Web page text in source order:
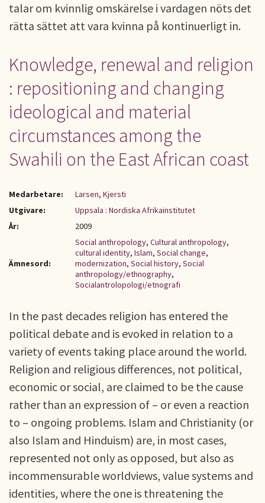
talar om kvinnlig omskärelse i vardagen nöts det
rätta sättet att vara kvinna på kontinuerligt in.
Knowledge, renewal and religion
: repositioning and changing
ideological and material
circumstances among the
Swahili on the East African coast
Medarbetare:
Larsen, Kjersti
Utgivare:
Uppsala : Nordiska Afrikainstitutet
År:
2009
Ämnesord:
Social anthropology, Cultural anthropology,
cultural identity, Islam, Social change,
modernization, Social history, Social
anthropology/ethnography,
Socialantrolopologi/etnografi
In the past decades religion has entered the
political debate and is evoked in relation to a
variety of events taking place around the world.
Religion and religious differences, not political,
economic or social, are claimed to be the cause
rather than an expression of – or even a reaction
to – ongoing problems. Islam and Christianity (or
also Islam and Hinduism) are, in most cases,
represented not only as opposed, but also as
incommensurable worldviews, value systems and
identities, where the one is threatening the